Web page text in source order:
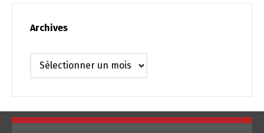
Archives
Archives